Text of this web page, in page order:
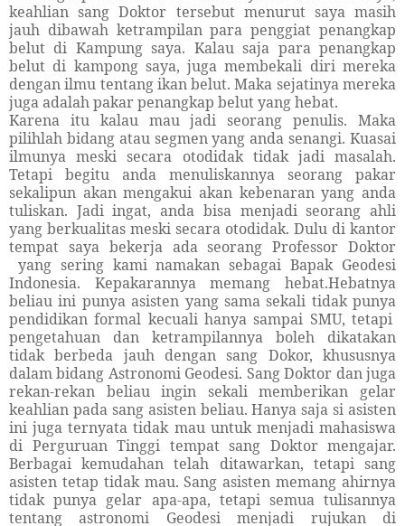
keahlian sang Doktor tersebut menurut saya masih
jauh dibawah ketrampilan para penggiat penangkap
belut di Kampung saya. Kalau saja para penangkap
belut di kampong saya, juga membekali diri mereka
dengan ilmu tentang ikan belut. Maka sejatinya mereka
juga adalah pakar penangkap belut yang hebat.
Karena itu kalau mau jadi seorang penulis. Maka
pilihlah bidang atau segmen yang anda senangi. Kuasai
ilmunya meski secara otodidak tidak jadi masalah.
Tetapi begitu anda menuliskannya seorang pakar
sekalipun akan mengakui akan kebenaran yang anda
tuliskan. Jadi ingat, anda bisa menjadi seorang ahli
yang berkualitas meski secara otodidak. Dulu di kantor
tempat saya bekerja ada seorang Professor Doktor
yang sering kami namakan sebagai Bapak Geodesi
Indonesia. Kepakarannya memang hebat.Hebatnya
beliau ini punya asisten yang sama sekali tidak punya
pendidikan formal kecuali hanya sampai SMU, tetapi
pengetahuan dan ketrampilannya boleh dikatakan
tidak berbeda jauh dengan sang Dokor, khususnya
dalam bidang Astronomi Geodesi. Sang Doktor dan juga
rekan-rekan beliau ingin sekali memberikan gelar
keahlian pada sang asisten beliau. Hanya saja si asisten
ini juga ternyata tidak mau untuk menjadi mahasiswa
di Perguruan Tinggi tempat sang Doktor mengajar.
Berbagai kemudahan telah ditawarkan, tetapi sang
asisten tetap tidak mau. Sang asisten memang ahirnya
tidak punya gelar apa-apa, tetapi semua tulisannya
tentang astronomi Geodesi menjadi rujukan di